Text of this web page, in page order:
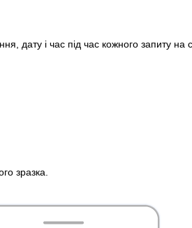
дату і час під час кожного запиту
зразка.